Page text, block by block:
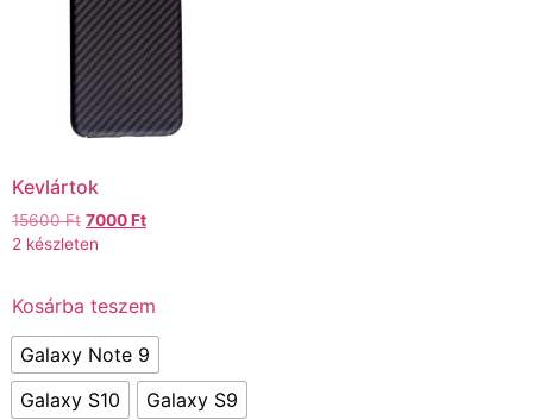
Kevlártok
15600Ft 7000Ft
2 készleten
Kosárba teszem
Galaxy Note 9
Galaxy S10
Galaxy S9